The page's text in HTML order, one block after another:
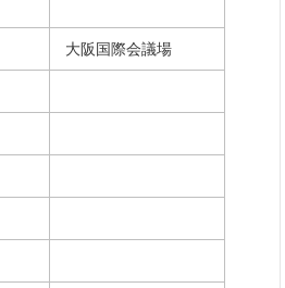
大阪国際会議場